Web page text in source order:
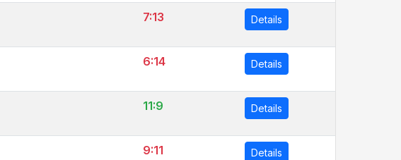
7:13 Details
6:14 Details
11:9 Details
9:11 Details